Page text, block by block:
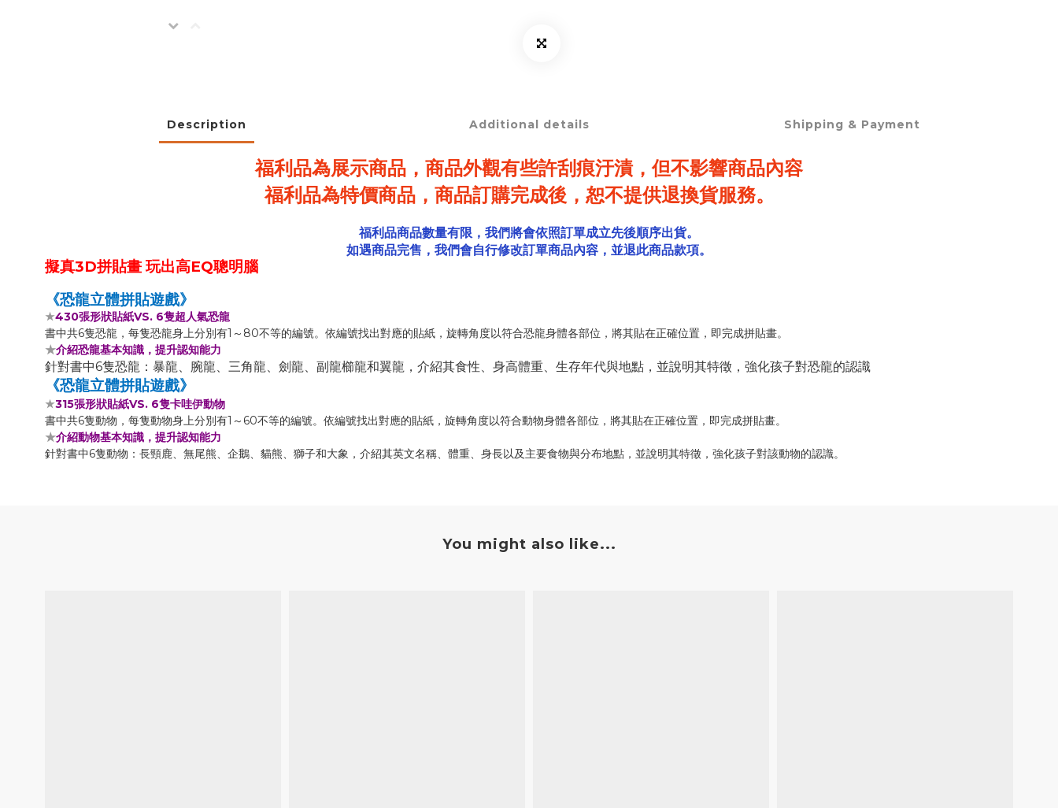
Description Additional details Shipping & Payment
福利品為展示商品，商品外觀有些許刮痕汙漬，但不影響商品內容
福利品為特價商品，商品訂購完成後，恕不提供退換貨服務。
福利品商品數量有限，我們將會依照訂單成立先後順序出貨。
如遇商品完售，我們會自行修改訂單商品內容，並退此商品款項。
擬真3D拼貼畫 玩出高EQ聰明腦
《恐龍立體拼貼遊戲》
★430張形狀貼紙VS. 6隻超人氣恐龍
書中共6隻恐龍，每隻恐龍身上分別有1 ～ 80不等的編號。依編號找出對應的貼紙，旋轉角度以符合恐龍身體各部位，將其貼在正確位置，即完成拼貼畫。
★介紹恐龍基本知識，提升認知能力
針對書中6隻恐龍：暴龍、腕龍、三角龍、劍龍、副龍櫛龍和翼龍，介紹其食性、身高體重、生存年代與地點，並說明其特徵，強化孩子對恐龍的認識
《恐龍立體拼貼遊戲》
★315張形狀貼紙VS. 6隻卡哇伊動物
書中共6隻動物，每隻動物身上分別有1 ～ 60不等的編號。依編號找出對應的貼紙，旋轉角度以符合動物身體各部位，將其貼在正確位置，即完成拼貼畫。
★介紹動物基本知識，提升認知能力
針對書中 6隻動物：長頸鹿、無尾熊、企鵝、貓熊、獅子和大象，介紹其英文名稱、體重、身長以及主要食物與分布地點，並說明其特徵，強化孩子對該動物的認識。
You might also like...